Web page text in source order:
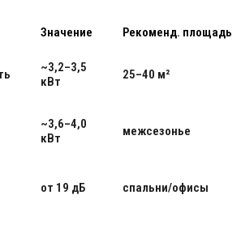
Значение Рекоменд. площадь
~3,2–3,5
кВт
25–40 м²
~3,6–4,0
кВт
межсезонье
от 19 дБ спальни/офисы